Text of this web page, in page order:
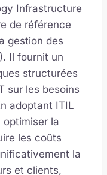
Infrastructure
de référence
gestion des
Il fournit un
structurées
sur les besoins
adoptant ITIL
la
les coûts
la
et clients,